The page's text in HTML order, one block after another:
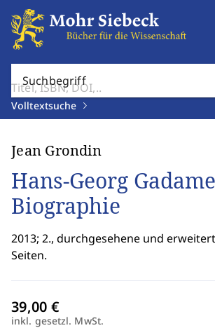
Suchbegriff
Volltextsuche
Jean Grondin
Hans-Georg
Biographie
2013; 2., durchgesehene und
Seiten.
inkl. gesetzl. MwSt.